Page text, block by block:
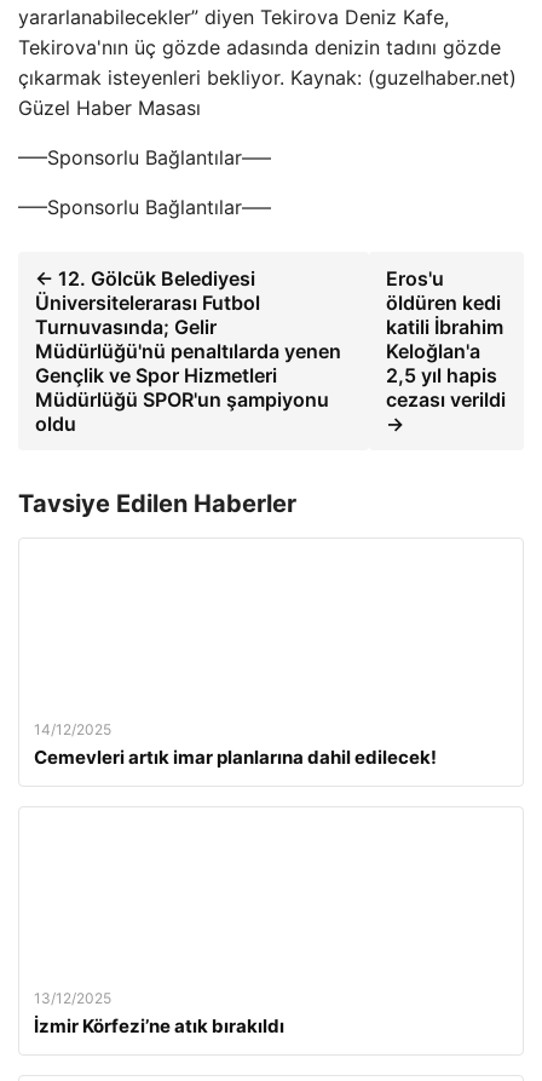
yararlanabilecekler” diyen Tekirova Deniz Kafe,
Tekirova'nın üç gözde adasında denizin tadını gözde
çıkarmak isteyenleri bekliyor. Kaynak: (guzelhaber.net)
Güzel Haber Masası
—–Sponsorlu Bağlantılar—–
—–Sponsorlu Bağlantılar—–
← 12. Gölcük Belediyesi
Üniversitelerarası Futbol
Turnuvasında; Gelir
Müdürlüğü'nü penaltılarda yenen
Gençlik ve Spor Hizmetleri
Müdürlüğü SPOR'un şampiyonu
oldu
Eros'u
öldüren kedi
katili İbrahim
Keloğlan'a
2,5 yıl hapis
cezası verildi
→
Tavsiye Edilen Haberler
14/12/2025
Cemevleri artık imar planlarına dahil edilecek!
13/12/2025
İzmir Körfezi’ne atık bırakıldı